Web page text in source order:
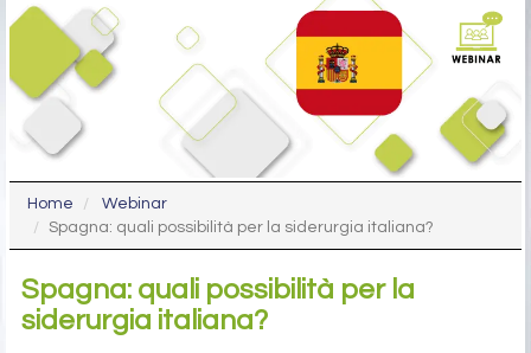
Home
Webinar
Spagna: quali possibilità per la siderurgia italiana?
Spagna: quali possibilità per la
siderurgia italiana?